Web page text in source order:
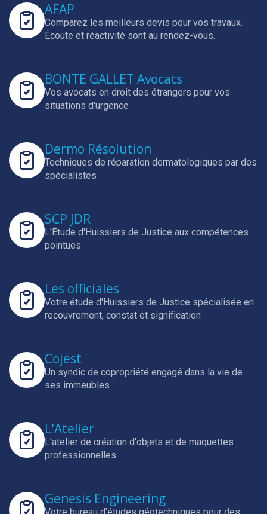
AFAP
Comparez les meilleurs devis pour vos travaux.
Écoute et réactivité sont au rendez-vous.
BONTE GALLET Avocats
Vos avocats en droit des étrangers pour vos
situations d'urgence
Dermo Résolution
Techniques de réparation dermatologiques par des
spécialistes
SCP JDR
L'Étude d'Huissiers de Justice aux compétences
pointues
Les officiales
Votre étude d'Huissiers de Justice spécialisée en
recouvrement, constat et signification
Cojest
Un syndic de copropriété engagé dans la vie de
ses immeubles
L'Atelier
L'atelier de création d'objets et de maquettes
professionnelles
Genesis Engineering